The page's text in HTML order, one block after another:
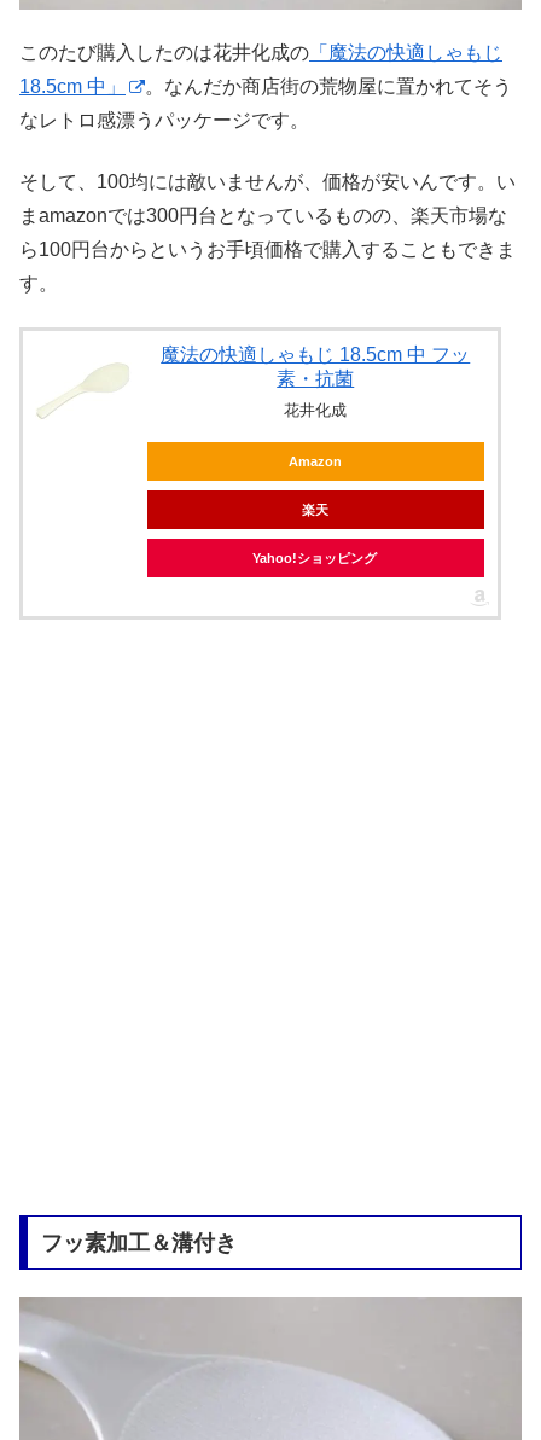
このたび購入したのは花井化成の 「魔法の快適しゃもじ
18.5cm 中」
。なんだか商店街の荒物屋に置かれてそう
なレトロ感漂うパッケージです。
そして、100均には敵いませんが、価格が安いんです。い
まamazonでは300円台となっているものの、楽天市場な
ら100円台からというお手頃価格で購入することもできま
す。
魔法の快適しゃもじ 18.5cm 中 フッ
素・抗菌
花井化成
Amazon
楽天
Yahoo!ショッピング
フッ素加工＆溝付き